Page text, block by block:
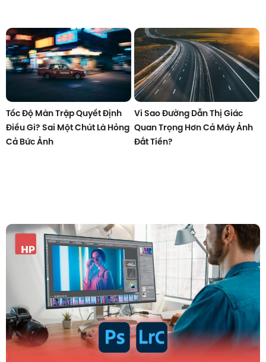
Tốc Độ Màn Trập Quyết Định
Điều Gì? Sai Một Chút Là Hỏng
Cả Bức Ảnh
Vì Sao Đường Dẫn Thị Giác
Quan Trọng Hơn Cả Máy Ảnh
Đắt Tiền?